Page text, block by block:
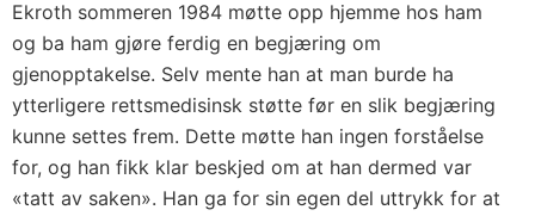
Ekroth sommeren 1984 møtte opp hjemme hos ham
og ba ham gjøre ferdig en begjæring om
gjenopptakelse. Selv mente han at man burde ha
ytterligere rettsmedisinsk støtte før en slik begjæring
kunne settes frem. Dette møtte han ingen forståelse
for, og han fikk klar beskjed om at han dermed var
«tatt av saken». Han ga for sin egen del uttrykk for at